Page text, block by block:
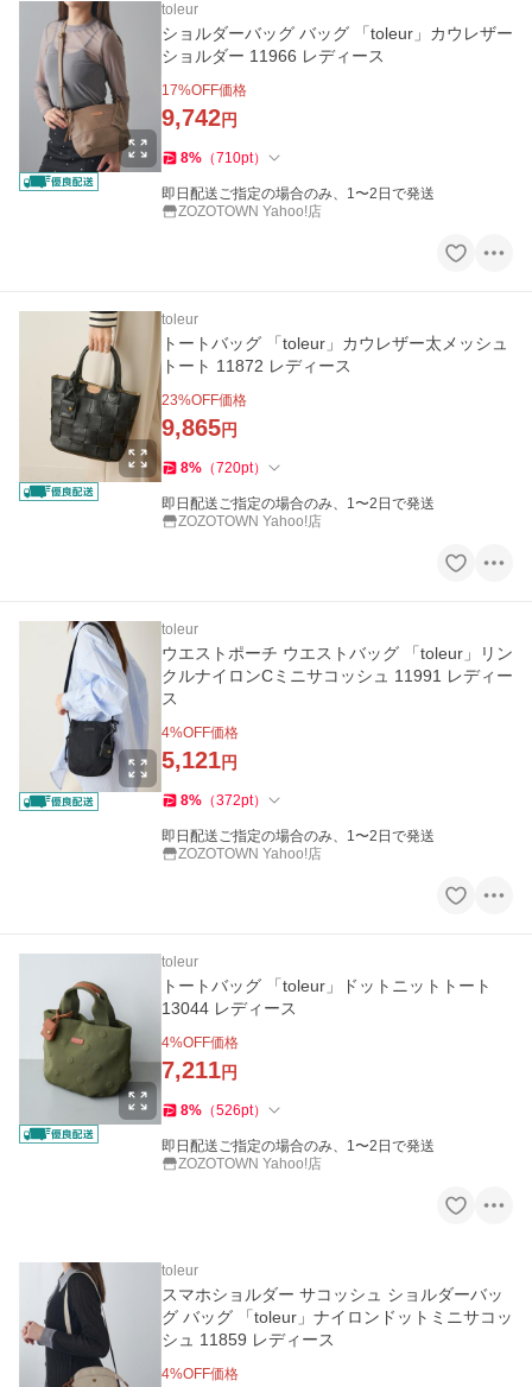
toleur
ショルダーバッグ バッグ 「toleur」カウレザー
ショルダー 11966 レディース
17%OFF価格
9,742円
8% （710pt）
即日配送ご指定の場合のみ、1〜2日で発送
ZOZOTOWN Yahoo!店
toleur
トートバッグ 「toleur」カウレザー太メッシュ
トート 11872 レディース
23%OFF価格
9,865円
8% （720pt）
即日配送ご指定の場合のみ、1〜2日で発送
ZOZOTOWN Yahoo!店
toleur
ウエストポーチ ウエストバッグ 「toleur」リン
クルナイロンCミニサコッシュ 11991 レディー
ス
4%OFF価格
5,121円
8% （372pt）
即日配送ご指定の場合のみ、1〜2日で発送
ZOZOTOWN Yahoo!店
toleur
トートバッグ 「toleur」ドットニットトート
13044 レディース
4%OFF価格
7,211円
8% （526pt）
即日配送ご指定の場合のみ、1〜2日で発送
ZOZOTOWN Yahoo!店
toleur
スマホショルダー サコッシュ ショルダーバッ
グ バッグ 「toleur」ナイロンドットミニサコッ
シュ 11859 レディース
4%OFF価格